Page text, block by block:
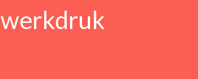
werkdruk